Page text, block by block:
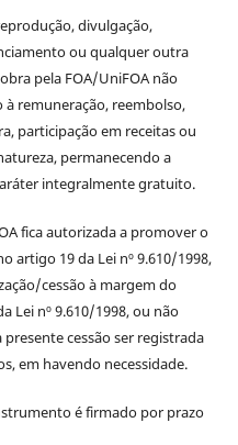
divulgação,
ou qualquer outra
pela FOA/UniFOA não
à remuneração, reembolso,
participação em receitas ou
permanecendo a
integralmente gratuito.
fica autorizada a promover o
artigo 19 da Lei nº 9.610/1998,
cessão à margem do
Lei nº 9.610/1998, ou não
cessão ser registrada
em havendo necessidade.
é firmado por prazo